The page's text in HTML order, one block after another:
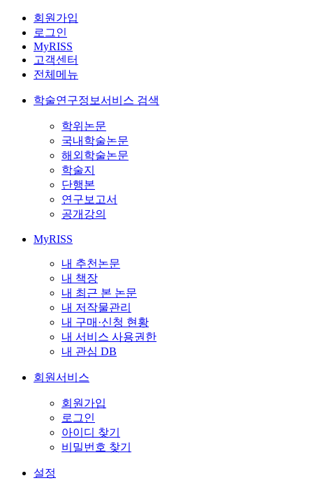
회원가입
로그인
MyRISS
고객센터
전체메뉴
학술연구정보서비스 검색
학위논문
국내학술논문
해외학술논문
학술지
단행본
연구보고서
공개강의
MyRISS
내 추천논문
내 책장
내 최근 본 논문
내 저작물관리
내 구매·신청 현황
내 서비스 사용권한
내 관심 DB
회원서비스
회원가입
로그인
아이디 찾기
비밀번호 찾기
설정